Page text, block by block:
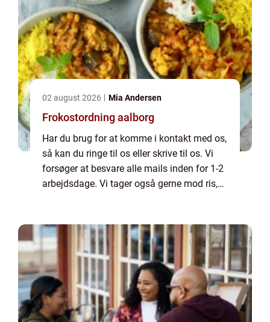
02 august 2026 Mia Andersen
Frokostordning aalborg
Har du brug for at komme i kontakt med os,
så kan du ringe til os eller skrive til os. Vi
forsøger at besvare alle mails inden for 1-2
arbejdsdage. Vi tager også gerne mod ris,